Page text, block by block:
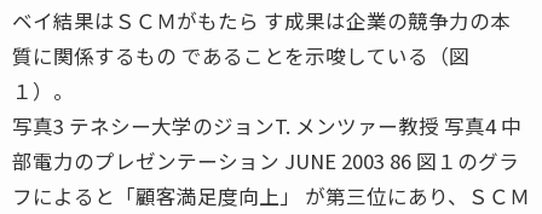
ベイ結果はＳＣＭがもたら す成果は企業の競争力の本
質に関係するもの であることを示唆している（図
１）。
写真3 テネシー大学のジョンT. メンツァー教授 写真4 中
部電力のプレゼンテーション JUNE 2003 86 図１のグラ
フによると「顧客満足度向上」 が第三位にあり、ＳＣＭ